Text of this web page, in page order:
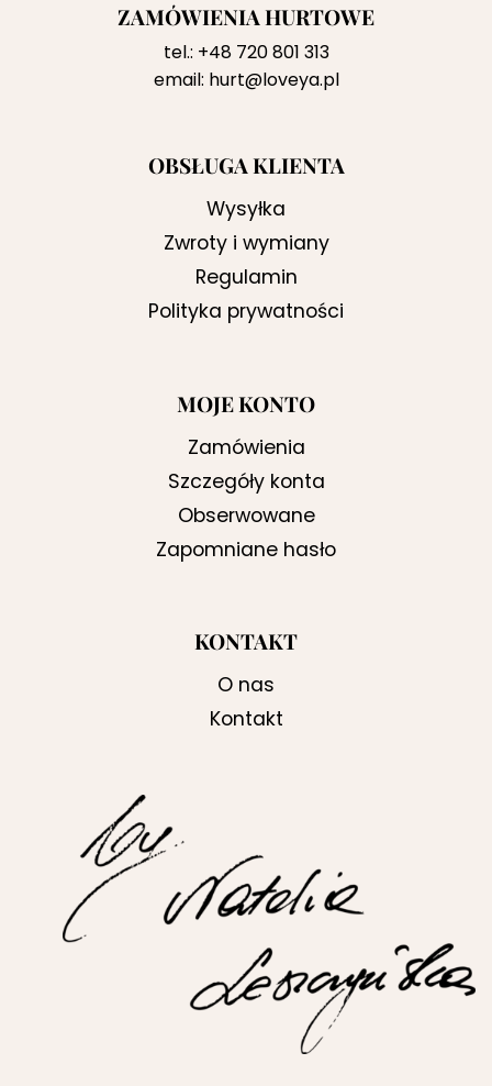
ZAMÓWIENIA HURTOWE
tel.: +48 720 801 313
email: hurt@loveya.pl
OBSŁUGA KLIENTA
Wysyłka
Zwroty i wymiany
Regulamin
Polityka prywatności
MOJE KONTO
Zamówienia
Szczegóły konta
Obserwowane
Zapomniane hasło
KONTAKT
O nas
Kontakt